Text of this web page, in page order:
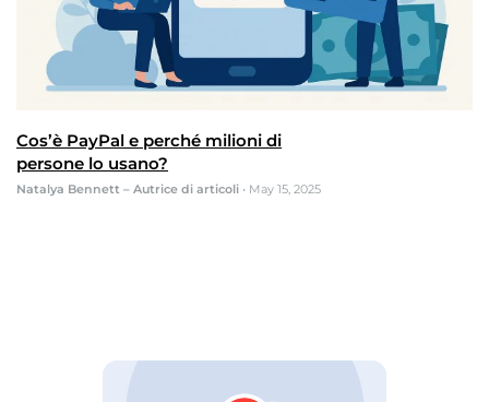
Cos’è PayPal e perché milioni di
persone lo usano?
Natalya Bennett – Autrice di articoli • May 15, 2025